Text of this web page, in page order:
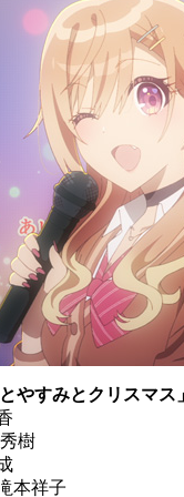
やすみとクリスマス
樹
本祥子